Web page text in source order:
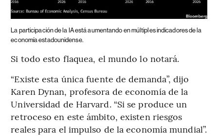
La participación de la IA está aumentando en múltiples indicadores de la
economía estadounidense.
Si todo esto flaquea, el mundo lo notará.
“Existe esta única fuente de demanda”, dijo
Karen Dynan, profesora de economía de la
Universidad de Harvard. “Si se produce un
retroceso en este ámbito, existen riesgos
reales para el impulso de la economía mundial”.